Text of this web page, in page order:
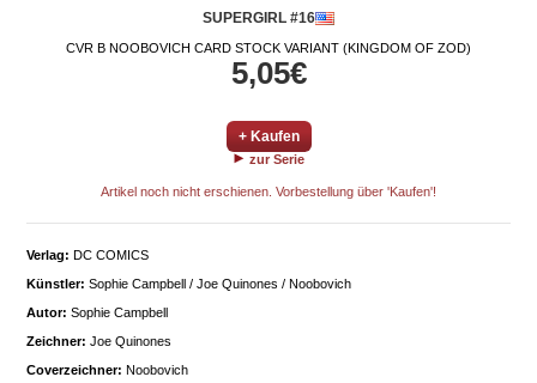
SUPERGIRL #16
CVR B NOOBOVICH CARD STOCK VARIANT (KINGDOM OF ZOD)
5,05€
+ Kaufen
zur Serie
Artikel noch nicht erschienen. Vorbestellung über 'Kaufen'!
Verlag: DC COMICS
Künstler: Sophie Campbell / Joe Quinones / Noobovich
Autor: Sophie Campbell
Zeichner: Joe Quinones
Coverzeichner: Noobovich